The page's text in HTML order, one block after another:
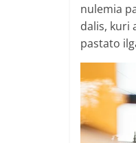
nulemia
dalis, kuri
pastato